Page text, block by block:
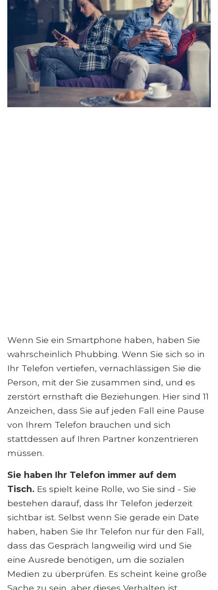
Wenn Sie ein Smartphone haben, haben Sie
wahrscheinlich Phubbing. Wenn Sie sich so in
Ihr Telefon vertiefen, vernachlässigen Sie die
Person, mit der Sie zusammen sind, und es
zerstört ernsthaft die Beziehungen. Hier sind 11
Anzeichen, dass Sie auf jeden Fall eine Pause
von Ihrem Telefon brauchen und sich
stattdessen auf Ihren Partner konzentrieren
müssen.
Sie haben Ihr Telefon immer auf dem
Tisch. Es spielt keine Rolle, wo Sie sind - Sie
bestehen darauf, dass Ihr Telefon jederzeit
sichtbar ist. Selbst wenn Sie gerade ein Date
haben, haben Sie Ihr Telefon nur für den Fall,
dass das Gespräch langweilig wird und Sie
eine Ausrede benötigen, um die sozialen
Medien zu überprüfen. Es scheint keine große
Sache zu sein, aber dieses Verhalten ist